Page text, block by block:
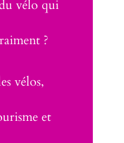
vélo qui
?
vélos,
et